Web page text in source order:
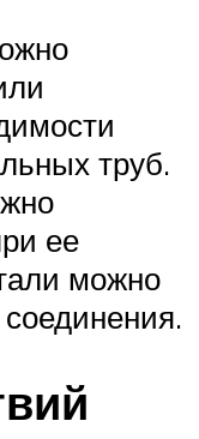
труб.
ее
можно